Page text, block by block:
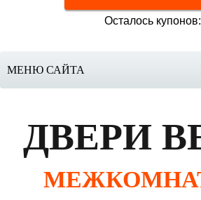
Осталось
МЕНЮ САЙТА
ДВЕРИ